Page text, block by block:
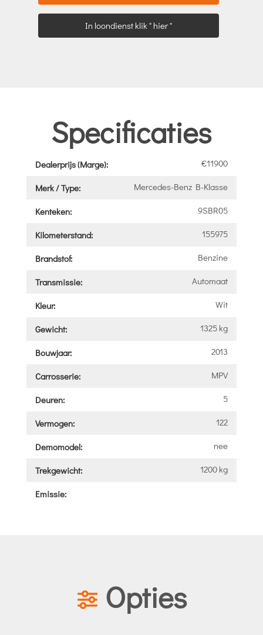
In loondienst klik " hier "
Specificaties
Dealerprijs (Marge): €11900
Merk / Type: Mercedes-Benz B-Klasse
Kenteken: 9SBR05
Kilometerstand: 155975
Brandstof: Benzine
Transmissie: Automaat
Kleur: Wit
Gewicht: 1325 kg
Bouwjaar: 2013
Carrosserie: MPV
Deuren: 5
Vermogen: 122
Demomodel: nee
Trekgewicht: 1200 kg
Emissie:
Opties